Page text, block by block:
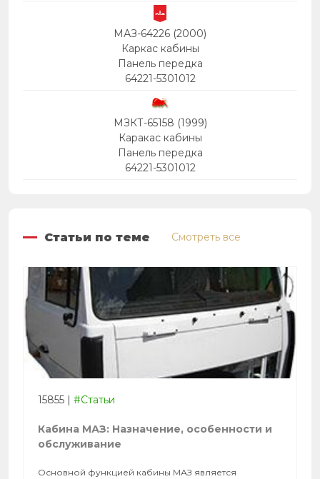
МАЗ-64226 (2000)
Каркас кабины
Панель передка
64221-5301012
МЗКТ-65158 (1999)
Каракас кабины
Панель передка
64221-5301012
Статьи по теме Смотреть все
15855 | #Статьи
Кабина МАЗ: Назначение, особенности и
обслуживание
Основной функцией кабины МАЗ является